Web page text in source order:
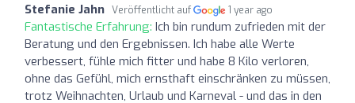
Stefanie Jahn Veröffentlicht auf 1 year ago
Fantastische Erfahrung: Ich bin rundum zufrieden mit der
Beratung und den Ergebnissen. Ich habe alle Werte
verbessert, fühle mich fitter und habe 8 Kilo verloren,
ohne das Gefühl, mich ernsthaft einschränken zu müssen,
trotz Weihnachten, Urlaub und Karneval - und das in den